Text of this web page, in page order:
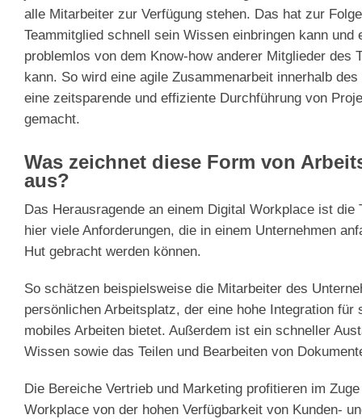
alle Mitarbeiter zur Verfügung stehen. Das hat zur
Teammitglied schnell sein Wissen einbringen kann und
problemlos von dem Know-how anderer Mitglieder des
kann. So wird eine agile Zusammenarbeit innerhalb des
eine zeitsparende und effiziente Durchführung von
gemacht.
Was zeichnet diese Form von
aus?
Das Herausragende an einem Digital Workplace ist die
hier viele Anforderungen, die in einem Unternehmen
Hut gebracht werden können.
So schätzen beispielsweise die Mitarbeiter des
persönlichen Arbeitsplatz, der eine hohe Integration für
mobiles Arbeiten bietet. Außerdem ist ein schneller
Wissen sowie das Teilen und Bearbeiten von
Die Bereiche Vertrieb und Marketing profitieren im
Workplace von der hohen Verfügbarkeit von Kunden-